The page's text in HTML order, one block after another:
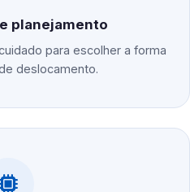
planejamento
para escolher a forma
deslocamento.